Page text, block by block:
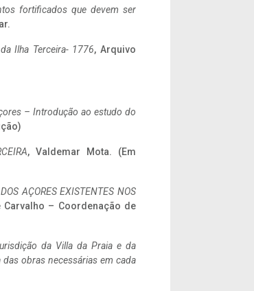
fortificados que devem ser
Ilha Terceira- 1776, Arquivo
– Introdução ao estudo do
, Valdemar Mota. (Em
AÇORES EXISTENTES NOS
– Coordenação de
da Villa da Praia e da
obras necessárias em cada